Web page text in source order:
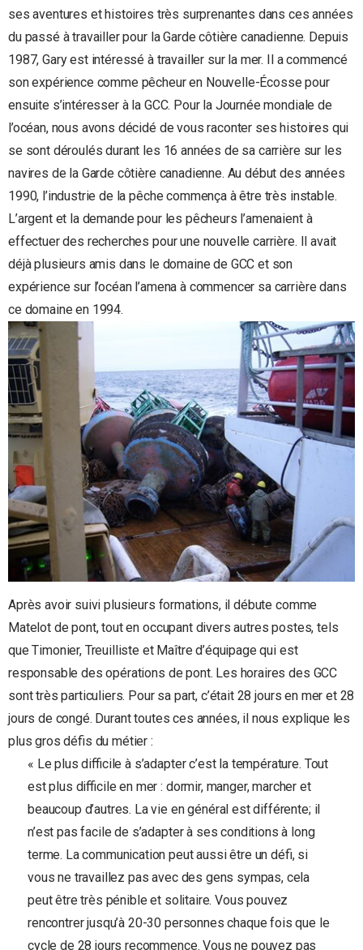
ses aventures et histoires très surprenantes dans ces années
du passé à travailler pour la Garde côtière canadienne. Depuis
1987, Gary est intéressé à travailler sur la mer. Il a commencé
son expérience comme pêcheur en Nouvelle-Écosse pour
ensuite s’intéresser à la GCC. Pour la Journée mondiale de
l’océan, nous avons décidé de vous raconter ses histoires qui
se sont déroulés durant les 16 années de sa carrière sur les
navires de la Garde côtière canadienne. Au début des années
1990, l’industrie de la pêche commença à être très instable.
L’argent et la demande pour les pêcheurs l’amenaient à
effectuer des recherches pour une nouvelle carrière. Il avait
déjà plusieurs amis dans le domaine de GCC et son
expérience sur l’océan l’amena à commencer sa carrière dans
ce domaine en 1994.
Après avoir suivi plusieurs formations, il débute comme
Matelot de pont, tout en occupant divers autres postes, tels
que Timonier, Treuilliste et Maître d’équipage qui est
responsable des opérations de pont. Les horaires des GCC
sont très particuliers. Pour sa part, c’était 28 jours en mer et 28
jours de congé. Durant toutes ces années, il nous explique les
plus gros défis du métier :
« Le plus difficile à s’adapter c’est la température. Tout
est plus difficile en mer : dormir, manger, marcher et
beaucoup d’autres. La vie en général est différente; il
n’est pas facile de s’adapter à ses conditions à long
terme. La communication peut aussi être un défi, si
vous ne travaillez pas avec des gens sympas, cela
peut être très pénible et solitaire. Vous pouvez
rencontrer jusqu’à 20-30 personnes chaque fois que le
cycle de 28 jours recommence. Vous ne pouvez pas